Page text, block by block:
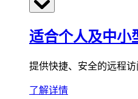
适合个人及中小
提供快捷、安全的远程访
了解详情